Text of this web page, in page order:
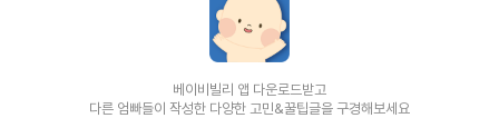
베이비빌리 앱 다운로드받고
다른 엄빠들이 작성한 다양한 고민&꿀팁글을 구경해보세요